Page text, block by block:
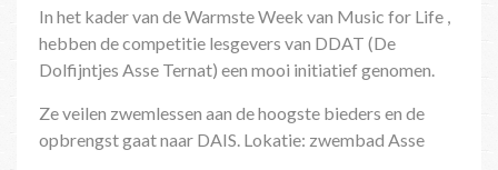
In het kader van de Warmste Week van Music for Life ,
hebben de competitie lesgevers van DDAT (De
Dolfijntjes Asse Ternat) een mooi initiatief genomen.
Ze veilen zwemlessen aan de hoogste bieders en de
opbrengst gaat naar DAIS. Lokatie: zwembad Asse